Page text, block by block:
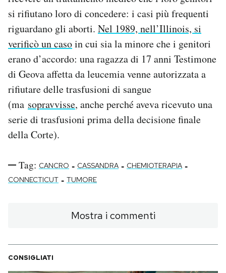
si rifiutano loro di concedere: i casi più frequenti
riguardano gli aborti. Nel 1989, nell’Illinois, si
verificò un casoin cui sia la minore che i genitori
erano d’accordo: una ragazza di 17 anni Testimone
di Geova affetta da leucemia venne autorizzata a
rifiutare delle trasfusioni di sangue
(ma sopravvisse, anche perché aveva ricevuto una
serie di trasfusioni prima della decisione finale
della Corte).
Tag: CANCRO - CASSANDRA - CHEMIOTERAPIA -
CONNECTICUT - TUMORE
Mostra i commenti
CONSIGLIATI